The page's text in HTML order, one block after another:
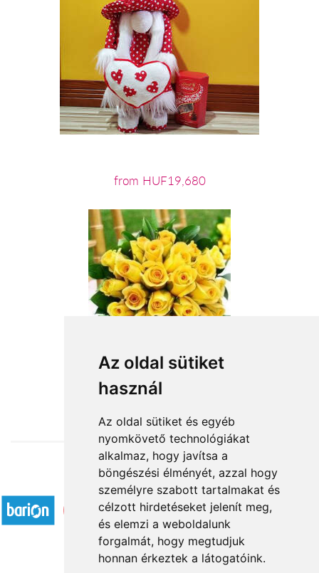
Az oldal sütiket
használ
Az oldal sütiket és egyéb
nyomkövető technológiákat
alkalmaz, hogy javítsa a
böngészési élményét, azzal hogy
személyre szabott tartalmakat és
célzott hirdetéseket jelenít meg,
és elemzi a weboldalunk
forgalmát, hogy megtudjuk
honnan érkeztek a látogatóink.
from HUF19,680
from HUF52,800
Accepted payment methods